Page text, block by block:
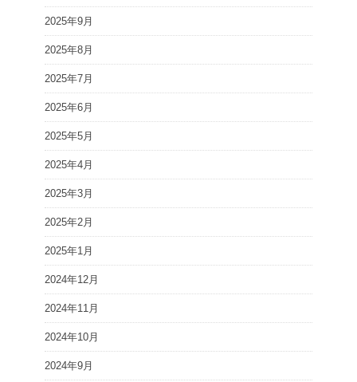
2025年9月
2025年8月
2025年7月
2025年6月
2025年5月
2025年4月
2025年3月
2025年2月
2025年1月
2024年12月
2024年11月
2024年10月
2024年9月